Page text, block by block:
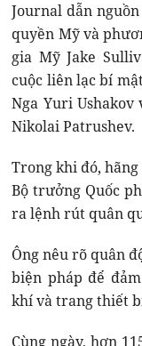
Journal dẫn
quyền Mỹ và
gia Mỹ Jake
cuộc liên lạc bí
Nga Yuri
Nikolai Patrushev.
Trong khi đó, hãng
Bộ trưởng Quốc
ra lệnh rút quân
Ông nêu rõ quân
biện pháp để
khí và trang thiết
Cùng ngày, hơn